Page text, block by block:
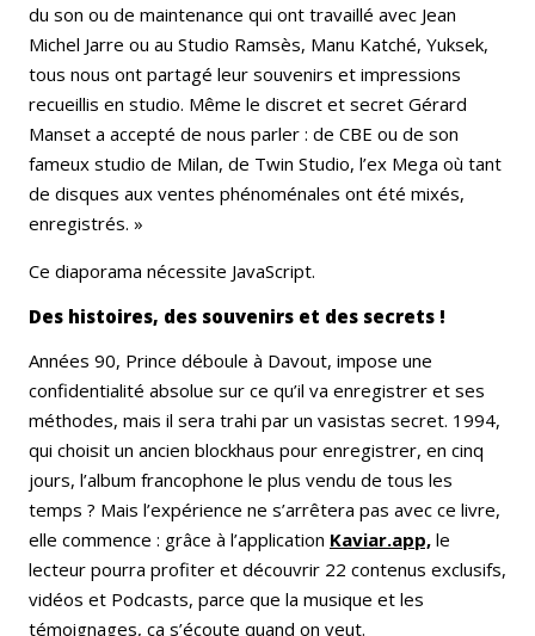
du son ou de maintenance qui ont travaillé avec Jean
Michel Jarre ou au Studio Ramsès, Manu Katché, Yuksek,
tous nous ont partagé leur souvenirs et impressions
recueillis en studio. Même le discret et secret Gérard
Manset a accepté de nous parler : de CBE ou de son
fameux studio de Milan, de Twin Studio, l’ex Mega où tant
de disques aux ventes phénoménales ont été mixés,
enregistrés. »
Ce diaporama nécessite JavaScript.
Des histoires, des souvenirs et des secrets !
Années 90, Prince déboule à Davout, impose une
confidentialité absolue sur ce qu’il va enregistrer et ses
méthodes, mais il sera trahi par un vasistas secret. 1994,
qui choisit un ancien blockhaus pour enregistrer, en cinq
jours, l’album francophone le plus vendu de tous les
temps ? Mais l’expérience ne s’arrêtera pas avec ce livre,
elle commence : grâce à l’application Kaviar.app, le
lecteur pourra profiter et découvrir 22 contenus exclusifs,
vidéos et Podcasts, parce que la musique et les
témoignages, ça s’écoute quand on veut.